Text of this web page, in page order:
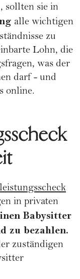
sollten sie in
alle wichtigen
zu
Lohn, die
was der
darf - und
online.
in privaten
Babysitter
zu bezahlen.
zuständigen